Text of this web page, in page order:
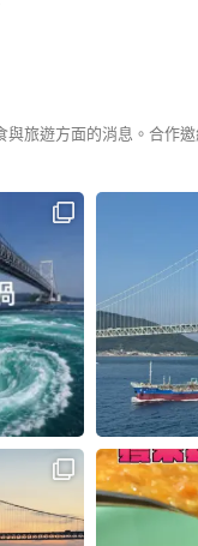
與旅遊方面的消息。合作